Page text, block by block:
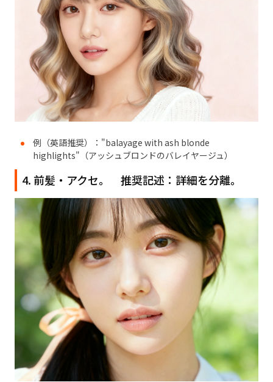
例（英語推奨）："balayage with ash blonde
highlights"（アッシュブロンドのバレイヤージュ）
4. 前髪・アクセ。 推奨記述：詳細を分離。